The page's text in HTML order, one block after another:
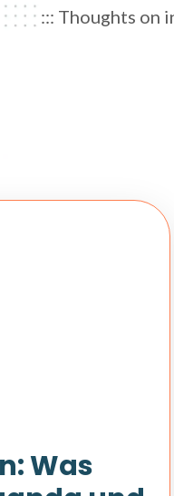
::: Thoughts on
Was